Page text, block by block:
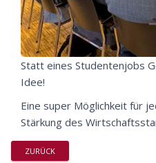
Statt eines Studentenjobs
Idee!
Eine super Möglichkeit für
Stärkung des
ZURÜCK